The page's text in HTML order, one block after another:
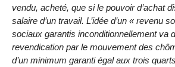
vendu, acheté, que si le pouvoir d’achat
salaire d’un travail. L’idée d’un « revenu
sociaux garantis inconditionnellement va
revendication par le mouvement des
d’un minimum garanti égal aux trois